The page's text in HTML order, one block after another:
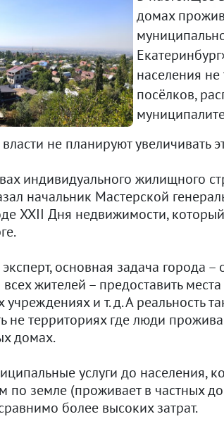
домах
населения не
посёлков,
не планируют увеличивать
индивидуального жилищного
начальник Мастерской
XXII Дня недвижимости,
основная задача города
жителей – предоставить
и т. д. А реальность
не территориях где люди
домах.
услуги до населения,
по земле (проживает в частных
более высоких затрат.